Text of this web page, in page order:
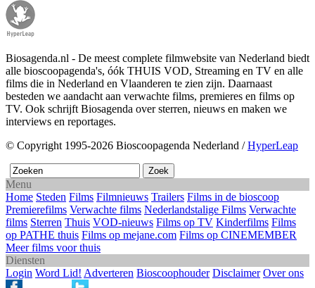
Biosagenda.nl - De meest complete filmwebsite van Nederland biedt
alle bioscoopagenda's, óók THUIS VOD, Streaming en TV en alle
films die in Nederland en Vlaanderen te zien zijn. Daarnaast
besteden we aandacht aan verwachte films, premieres en films op
TV. Ook schrijft Biosagenda over sterren, nieuws en maken we
interviews en reportages.
© Copyright 1995-2026 Bioscoopagenda Nederland /HyperLeap
Menu
Home Steden Films Filmnieuws Trailers Films in de bioscoop
Premierefilms Verwachte films Nederlandstalige Films Verwachte
films Sterren Thuis VOD-nieuws Films op TV Kinderfilms Films
op PATHE thuis Films op mejane.com Films op CINEMEMBER
Meer films voor thuis
Diensten
Login Word Lid! Adverteren Bioscoophouder Disclaimer Over ons